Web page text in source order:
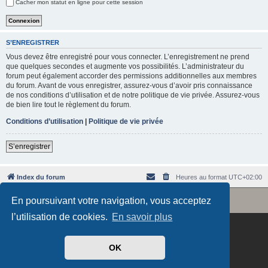
En poursuivant votre navigation, vous acceptez
l’utilisation de cookies. En savoir plus
OK
Cacher mon statut en ligne pour cette session
S’ENREGISTRER
Vous devez être enregistré pour vous connecter. L’enregistrement ne prend
que quelques secondes et augmente vos possibilités. L’administrateur du
forum peut également accorder des permissions additionnelles aux membres
du forum. Avant de vous enregistrer, assurez-vous d’avoir pris connaissance
de nos conditions d’utilisation et de notre politique de vie privée. Assurez-vous
de bien lire tout le règlement du forum.
Conditions d’utilisation | Politique de vie privée
S’enregistrer
Index du forum Heures au format UTC+02:00
Développé parphpBB® Forum Software © phpBB Limited
Traduit par
phpBB-fr.com